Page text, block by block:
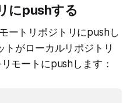
にpushする
ートリポジトリにpushし
トがローカルリポジトリ
モートにpushします：